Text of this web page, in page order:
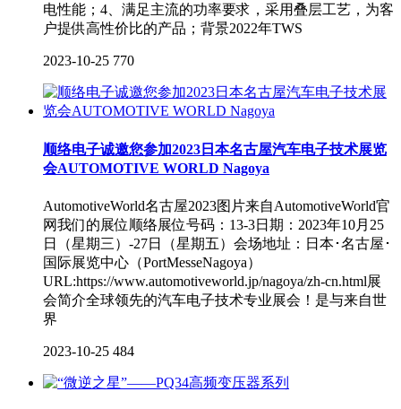
电性能；4、满足主流的功率要求，采用叠层工艺，为客
户提供高性价比的产品；背景2022年TWS
2023-10-25 770
顺络电子诚邀您参加2023日本名古屋汽车电子技术展览
会AUTOMOTIVE WORLD Nagoya
AutomotiveWorld名古屋2023图片来自AutomotiveWorld官
网我们的展位顺络展位号码：13-3日期：2023年10月25
日（星期三）-27日（星期五）会场地址：日本･名古屋･
国际展览中心（PortMesseNagoya）
URL:https://www.automotiveworld.jp/nagoya/zh-cn.html展
会简介全球领先的汽车电子技术专业展会！是与来自世
界
2023-10-25 484